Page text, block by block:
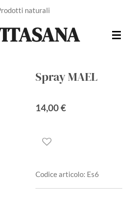
naturali
Spray MAEL
14,00 €
Codice articolo: Es6